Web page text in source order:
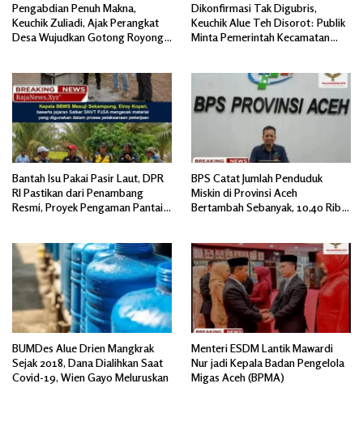
Pengabdian Penuh Makna,
Keuchik Zuliadi, Ajak Perangkat
Desa Wujudkan Gotong Royong,
Dikonfirmasi Tak Digubris,
Keuchik Alue Teh Disorot: Publik
Minta Pemerintah Kecamatan
Bantah Isu Pakai Pasir Laut, DPR
RI Pastikan dari Penambang
Resmi, Proyek Pengaman Pantai
BPS Catat Jumlah Penduduk
Miskin di Provinsi Aceh
Bertambah Sebanyak, 10,40 Ribu
BUMDes Alue Drien Mangkrak
Sejak 2018, Dana Dialihkan Saat
Covid-19, Wien Gayo Meluruskan
Menteri ESDM Lantik Mawardi
Nur jadi Kepala Badan Pengelola
Migas Aceh (BPMA)